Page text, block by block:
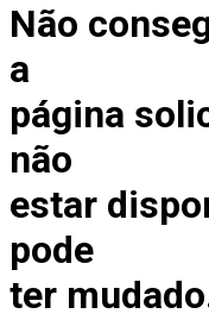
Não
a
página
não
estar
pode
ter